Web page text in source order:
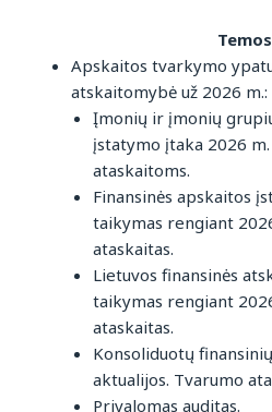
Temos
Apskaitos tvarkymo
atskaitomybė už 2026 m.:
Įmonių ir įmonių
įstatymo įtaka 2026
ataskaitoms.
Finansinės apskaitos
taikymas rengiant
ataskaitas.
Lietuvos finansinės
taikymas rengiant
ataskaitas.
Konsoliduotų
aktualijos. Tvarumo
Privalomas auditas.